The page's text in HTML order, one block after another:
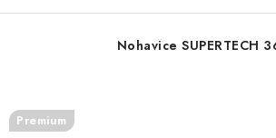
Nohavice SUPERTECH
Premium